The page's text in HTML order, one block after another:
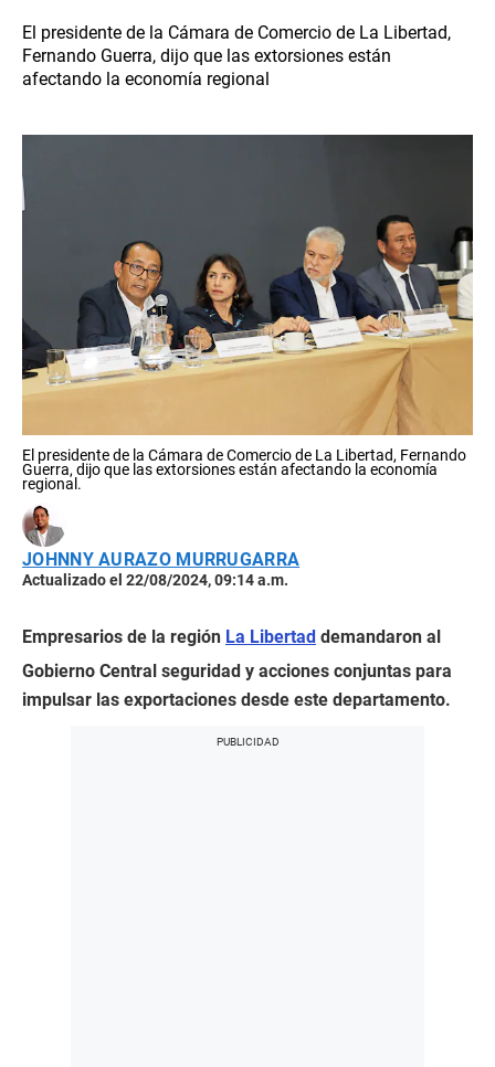
El presidente de la Cámara de Comercio de La Libertad,
Fernando Guerra, dijo que las extorsiones están
afectando la economía regional
El presidente de la Cámara de Comercio de La Libertad, Fernando
Guerra, dijo que las extorsiones están afectando la economía
regional.
JOHNNY AURAZO MURRUGARRA
Actualizado el 22/08/2024, 09:14 a.m.
Empresarios de la región La Libertad demandaron al
Gobierno Central seguridad y acciones conjuntas para
impulsar las exportaciones desde este departamento.